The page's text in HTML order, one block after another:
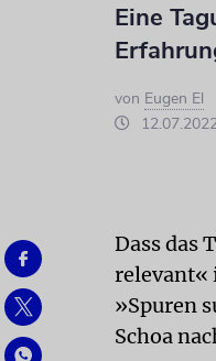
Eine
von Eugen El
Dass das
relevant«
»Spuren
Schoa